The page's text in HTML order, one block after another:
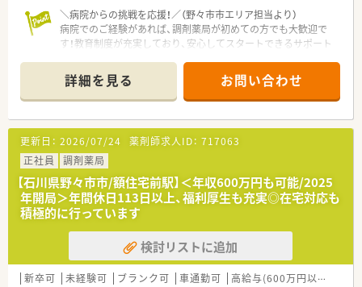
＼病院からの挑戦を応援！／（野々市市エリア担当より）
病院でのご経験があれば、調剤薬局が初めての方でも大歓迎で
す！教育制度が充実しており、安心してスタートできるサポート
＊------------------------------------------＊
【店舗情報と応需状況について】
■各線の野々市駅から車で5分ほどの好立地にあり、マイカーで
の通勤も大変便利で日々の通勤が快適に行える薬局です。
■内科や外科をはじめ多岐にわたる科目の処方箋を幅広く応需
しており、多様な症例を経験しながら成長できます。
■1日の処方箋枚数は110枚から120枚程度となっており、一人ひ
とりの患者様と落ち着いて向き合える環境です。
【法人特徴について】
■大正8年の創業以来100年以上にわたり地域医療を支え、石川
県内に5店舗の調剤薬局を展開するほか、施設や個人宅への在宅
医療にも積極的に取り組んでいます。
■全自動調剤ロボットなどの最新設備を積極的に導入すること
詳細を見る お問い合わせ
更新日： 2026/07/24 薬剤師求人ID： 717063
正社員
調剤薬局
【石川県野々市市/額住宅前駅】＜年収600万円も可能/2025
年開局＞年間休日113日以上、福利厚生も充実◎在宅対応も
積極的に行っています
検討リストに追加
新卒可 未経験可 ブランク可 車通勤可 高給与(600万円以上)